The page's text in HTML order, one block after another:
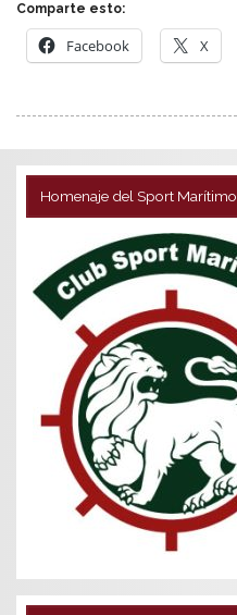
Comparte esto:
Facebook X
Homenaje del Sport Marítimo